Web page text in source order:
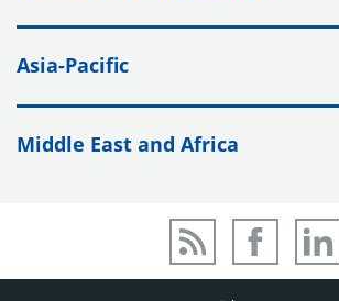
Asia-Pacific
Middle East and Africa